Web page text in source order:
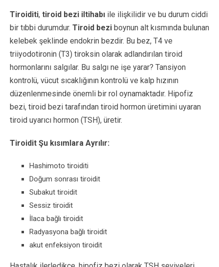
Tiroiditi, tiroid bezi iltihabı ile ilişkilidir ve bu durum ciddi
bir tıbbi durumdur. Tiroid bezi boynun alt kısmında bulunan
kelebek şeklinde endokrin bezdir. Bu bez, T4 ve
triiyodotironin (T3) tiroksin olarak adlandırılan tiroid
hormonlarını salgılar. Bu salgı ne işe yarar? Tansiyon
kontrolü, vücut sıcaklığının kontrolü ve kalp hızının
düzenlenmesinde önemli bir rol oynamaktadır. Hipofiz
bezi, tiroid bezi tarafından tiroid hormon üretimini uyaran
tiroid uyarıcı hormon (TSH), üretir.
Tiroidit Şu kısımlara Ayrılır:
Hashimoto tiroiditi
Doğum sonrası tiroidit
Subakut tiroidit
Sessiz tiroidit
İlaca bağlı tiroidit
Radyasyona bağlı tiroidit
akut enfeksiyon tiroidit